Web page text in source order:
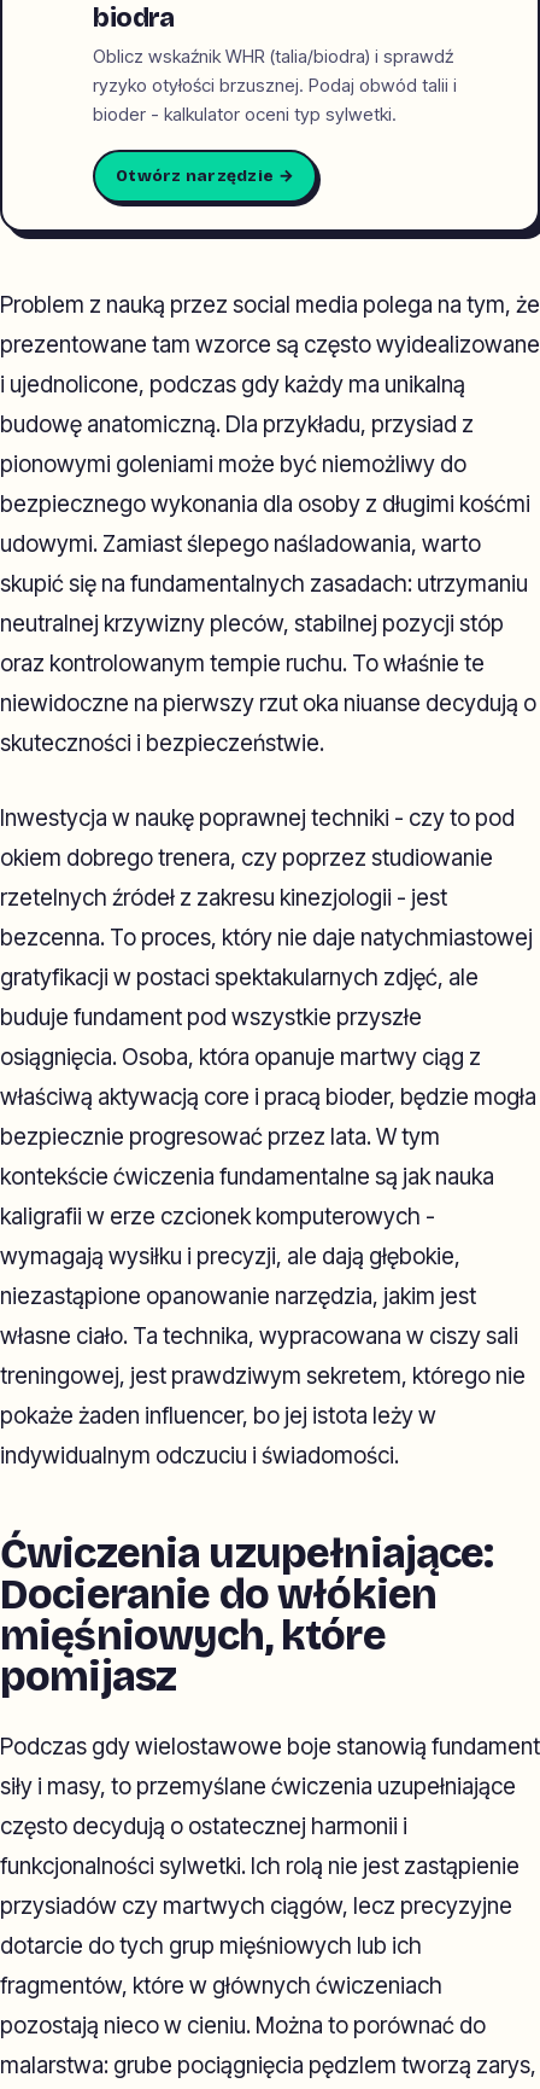
biodra
Oblicz wskaźnik WHR (talia/biodra) i sprawdź
ryzyko otyłości brzusznej. Podaj obwód talii i
bioder - kalkulator oceni typ sylwetki.
Otwórz narzędzie →
Problem z nauką przez social media polega na tym, że
prezentowane tam wzorce są często wyidealizowane
i ujednolicone, podczas gdy każdy ma unikalną
budowę anatomiczną. Dla przykładu, przysiad z
pionowymi goleniami może być niemożliwy do
bezpiecznego wykonania dla osoby z długimi kośćmi
udowymi. Zamiast ślepego naśladowania, warto
skupić się na fundamentalnych zasadach: utrzymaniu
neutralnej krzywizny pleców, stabilnej pozycji stóp
oraz kontrolowanym tempie ruchu. To właśnie te
niewidoczne na pierwszy rzut oka niuanse decydują o
skuteczności i bezpieczeństwie.
Inwestycja w naukę poprawnej techniki - czy to pod
okiem dobrego trenera, czy poprzez studiowanie
rzetelnych źródeł z zakresu kinezjologii - jest
bezcenna. To proces, który nie daje natychmiastowej
gratyfikacji w postaci spektakularnych zdjęć, ale
buduje fundament pod wszystkie przyszłe
osiągnięcia. Osoba, która opanuje martwy ciąg z
właściwą aktywacją core i pracą bioder, będzie mogła
bezpiecznie progresować przez lata. W tym
kontekście ćwiczenia fundamentalne są jak nauka
kaligrafii w erze czcionek komputerowych -
wymagają wysiłku i precyzji, ale dają głębokie,
niezastąpione opanowanie narzędzia, jakim jest
własne ciało. Ta technika, wypracowana w ciszy sali
treningowej, jest prawdziwym sekretem, którego nie
pokaże żaden influencer, bo jej istota leży w
indywidualnym odczuciu i świadomości.
Ćwiczenia uzupełniające:
Docieranie do włókien
mięśniowych, które
pomijasz
Podczas gdy wielostawowe boje stanowią fundament
siły i masy, to przemyślane ćwiczenia uzupełniające
często decydują o ostatecznej harmonii i
funkcjonalności sylwetki. Ich rolą nie jest zastąpienie
przysiadów czy martwych ciągów, lecz precyzyjne
dotarcie do tych grup mięśniowych lub ich
fragmentów, które w głównych ćwiczeniach
pozostają nieco w cieniu. Można to porównać do
malarstwa: grube pociągnięcia pędzlem tworzą zarys,